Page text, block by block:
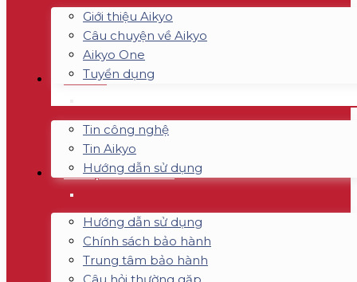
Giới thiệu Aikyo
Câu chuyện về Aikyo
Aikyo One
Tuyển dụng
Tin tức
Tin công nghệ
Tin Aikyo
Hướng dẫn sử dụng
Hỗ trợ & Bảo hành
Hướng dẫn sử dụng
Chính sách bảo hành
Trung tâm bảo hành